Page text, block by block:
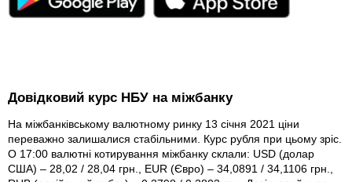
Довідковий курс НБУ на міжбанку
На міжбанківському валютному ринку 13 січня 2021 ціни
переважно залишалися стабільними. Курс рубля при цьому зріс.
О 17:00 валютні котирування міжбанку склали: USD (долар
США) – 28,02 / 28,04 грн., EUR (Євро) – 34,0891 / 34,1106 грн.,